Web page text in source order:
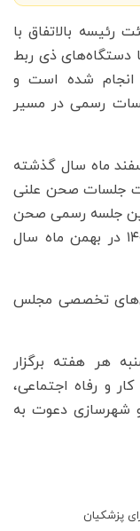
بالاتفاق با
دستگاه‌های ذی ربط
انجام شده است و
رسمی در مسیر
ماه سال گذشته
جلسات صحن علنی
جلسه رسمی صحن
مربوط به بررسی جزئیات بودجه سال ۱۴۰۵ در بهمن ماه سال
تخصصی مجلس
هر هفته برگزار
و رفاه اجتماعی‌،
شهرسازی دعوت به
پزشکیان